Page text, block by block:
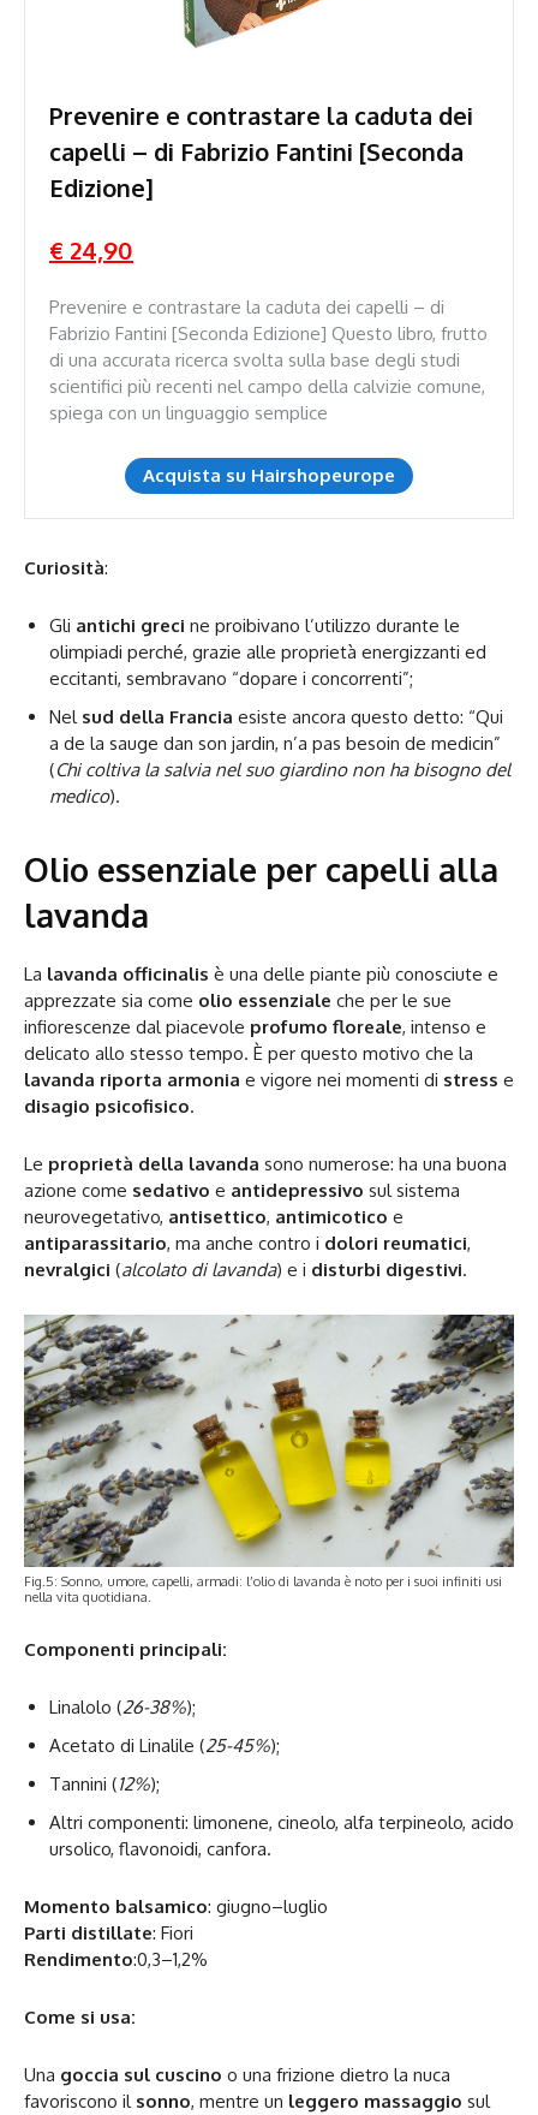
Prevenire e contrastare la caduta dei
capelli – di Fabrizio Fantini [Seconda
Edizione]
€ 24,90
Prevenire e contrastare la caduta dei capelli – di
Fabrizio Fantini [Seconda Edizione] Questo libro, frutto
di una accurata ricerca svolta sulla base degli studi
scientifici più recenti nel campo della calvizie comune,
spiega con un linguaggio semplice
Acquista su Hairshopeurope
Curiosità:
Gli antichi greci ne proibivano l’utilizzo durante le
olimpiadi perché, grazie alle proprietà energizzanti ed
eccitanti, sembravano “dopare i concorrenti”;
Nel sud della Francia esiste ancora questo detto: “Qui
a de la sauge dan son jardin, n’a pas besoin de medicin”
(Chi coltiva la salvia nel suo giardino non ha bisogno del
medico).
Olio essenziale per capelli alla
lavanda
La lavanda officinalis è una delle piante più conosciute e
apprezzate sia come olio essenziale che per le sue
infiorescenze dal piacevole profumo floreale, intenso e
delicato allo stesso tempo. È per questo motivo che la
lavanda riporta armonia e vigore nei momenti di stress e
disagio psicofisico.
Le proprietà della lavanda sono numerose: ha una buona
azione come sedativo e antidepressivo sul sistema
neurovegetativo, antisettico, antimicotico e
antiparassitario, ma anche contro i dolori reumatici,
nevralgici (alcolato di lavanda) e i disturbi digestivi.
Fig.5: Sonno, umore, capelli, armadi: l’olio di lavanda è noto per i suoi infiniti usi
nella vita quotidiana.
Componenti principali:
Linalolo (26-38%);
Acetato di Linalile (25-45%);
Tannini (12%);
Altri componenti: limonene, cineolo, alfa terpineolo, acido
ursolico, flavonoidi, canfora.
Momento balsamico: giugno–luglio
Parti distillate: Fiori
Rendimento:0,3–1,2%
Come si usa:
Una goccia sul cuscino o una frizione dietro la nuca
favoriscono il sonno, mentre un leggero massaggio sul